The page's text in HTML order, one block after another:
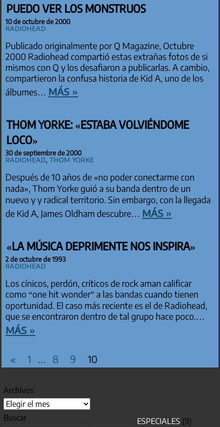
PUEDO VER LOS MONSTRUOS
10 de octubre de 2000
Radiohead
Publicado originalmente por Q Magazine, Octubre
2000 Radiohead compartió estas extrañas fotos de si
mismos con Q y los desafiaron a publicarlas. A cambio,
compartieron la confusa historia de Kid A, uno de los
álbumes… más »
THOM YORKE: «ESTABA VOLVIÉNDOME
LOCO»
30 de septiembre de 2000
Radiohead,Thom Yorke
Después de 10 años de «no poder conectarme con
nada», Thom Yorke guió a su banda dentro de un
nuevo y y radical territorio. Sin embargo, con la llegada
de Kid A, James Oldham descubre… más »
«LA MÚSICA DEPRIMENTE NOS INSPIRA»
2 de octubre de 1993
Radiohead
Los cínicos, perdón, críticos de rock aman calificar
como “one hit wonder” a las bandas cuando tienen
oportunidad. El caso más reciente es el de Radiohead,
que se encontraron dentro de tal grupo hace poco.…
más »
PAGINACIÓN DE ENTRADAS
« Entradas
1 … 8 9 10
Archivos
Buscar
ESPECIALES (9)